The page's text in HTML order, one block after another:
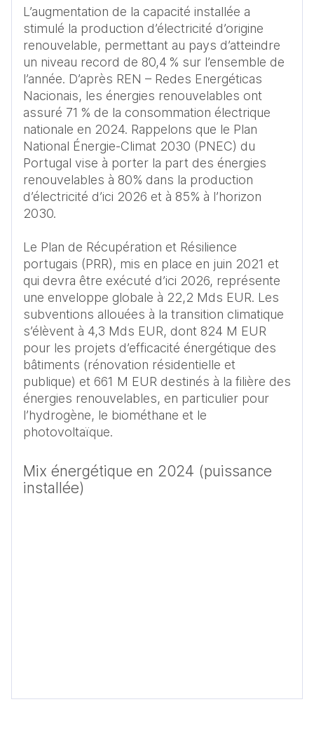
L’augmentation de la capacité installée a
stimulé la production d’électricité d’origine
renouvelable, permettant au pays d’atteindre
un niveau record de 80,4 % sur l’ensemble de
l’année. D’après REN – Redes Energéticas
Nacionais, les énergies renouvelables ont
assuré 71 % de la consommation électrique
nationale en 2024. Rappelons que le Plan
National Énergie-Climat 2030 (PNEC) du
Portugal vise à porter la part des énergies
renouvelables à 80% dans la production
d’électricité d’ici 2026 et à 85% à l’horizon
2030.
Le Plan de Récupération et Résilience
portugais (PRR), mis en place en juin 2021 et
qui devra être exécuté d’ici 2026, représente
une enveloppe globale à 22,2 Mds EUR. Les
subventions allouées à la transition climatique
s’élèvent à 4,3 Mds EUR, dont 824 M EUR
pour les projets d’efficacité énergétique des
bâtiments (rénovation résidentielle et
publique) et 661 M EUR destinés à la filière des
énergies renouvelables, en particulier pour
l’hydrogène, le biométhane et le
photovoltaïque.
Mix énergétique en 2024 (puissance
installée)